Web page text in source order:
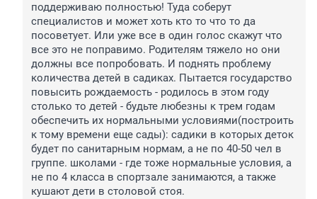
поддерживаю полностью! Туда соберут
специалистов и может хоть кто то что то да
посоветует. Или уже все в один голос скажут что
все это не поправимо. Родителям тяжело но они
должны все попробовать. И поднять проблему
количества детей в садиках. Пытается государство
повысить рождаемость - родилось в этом году
столько то детей - будьте любезны к трем годам
обеспечить их нормальными условиями(построить
к тому времени еще сады): садики в которых деток
будет по санитарным нормам, а не по 40-50 чел в
группе. школами - где тоже нормальные условия, а
не по 4 класса в спортзале занимаются, а также
кушают дети в столовой стоя.